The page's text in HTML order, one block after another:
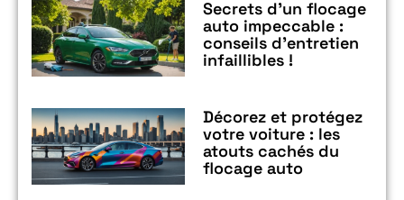
Secrets d’un flocage
auto impeccable :
conseils d’entretien
infaillibles !
Décorez et protégez
votre voiture : les
atouts cachés du
flocage auto